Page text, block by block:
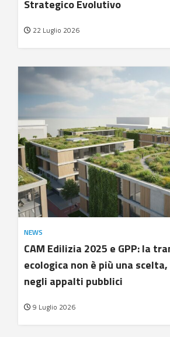
Strategico Evolutivo
22 Luglio 2026
NEWS
CAM Edilizia 2025 e GPP: la
ecologica non è più una
negli appalti pubblici
9 Luglio 2026